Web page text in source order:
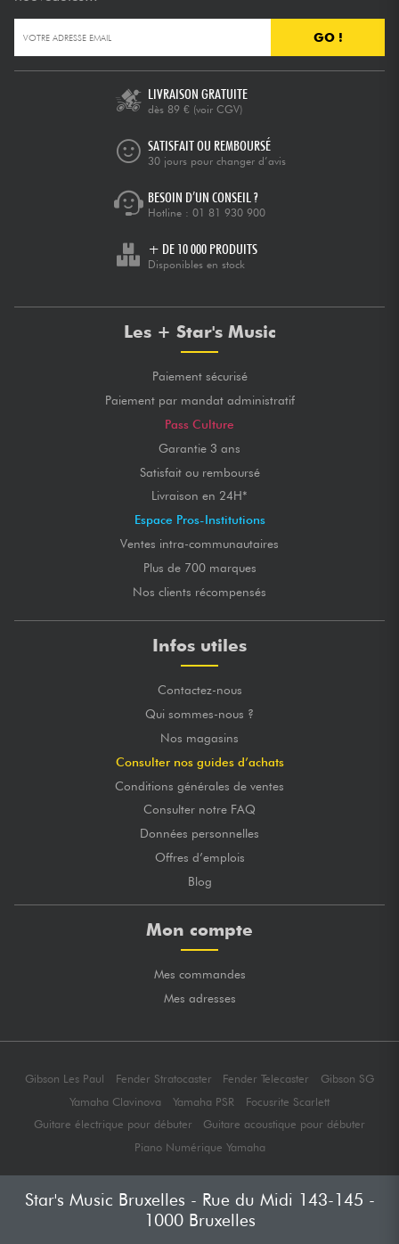
GO !
LIVRAISON GRATUITE
dès 89 € (voir CGV)
SATISFAIT OU REMBOURSÉ
30 jours pour changer d’avis
BESOIN D’UN CONSEIL ?
Hotline : 01 81 930 900
+ DE 10 000 PRODUITS
Disponibles en stock
Les + Star's Music
Paiement sécurisé
Paiement par mandat administratif
Pass Culture
Garantie 3 ans
Satisfait ou remboursé
Livraison en 24H*
Espace Pros-Institutions
Ventes intra-communautaires
Plus de 700 marques
Nos clients récompensés
Infos utiles
Contactez-nous
Qui sommes-nous ?
Nos magasins
Consulter nos guides d’achats
Conditions générales de ventes
Consulter notre FAQ
Données personnelles
Offres d’emplois
Blog
Mon compte
Mes commandes
Mes adresses
Gibson Les Paul Fender Stratocaster Fender Telecaster
Gibson SG
Yamaha Clavinova
Yamaha PSR
Focusrite Scarlett
Guitare électrique pour débuter
Guitare acoustique pour débuter
Piano Numérique Yamaha
Star's Music Bruxelles - Rue du Midi 143-145 -
1000 Bruxelles